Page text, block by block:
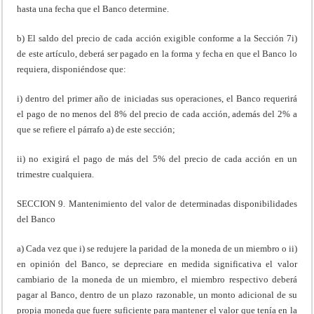
hasta una fecha que el Banco determine.
b) El saldo del precio de cada acción exigible conforme a la Sección 7i)
de este artículo, deberá ser pagado en la forma y fecha en que el Banco lo
requiera, disponiéndose que:
i) dentro del primer año de iniciadas sus operaciones, el Banco requerirá
el pago de no menos del 8% del precio de cada acción, además del 2% a
que se refiere el párrafo a) de este sección;
ii) no exigirá el pago de más del 5% del precio de cada acción en un
trimestre cualquiera.
SECCION 9. Mantenimiento del valor de determinadas disponibilidades
del Banco
a) Cada vez que i) se redujere la paridad de la moneda de un miembro o ii)
en opinión del Banco, se depreciare en medida significativa el valor
cambiario de la moneda de un miembro, el miembro respectivo deberá
pagar al Banco, dentro de un plazo razonable, un monto adicional de su
propia moneda que fuere suficiente para mantener el valor que tenía en la